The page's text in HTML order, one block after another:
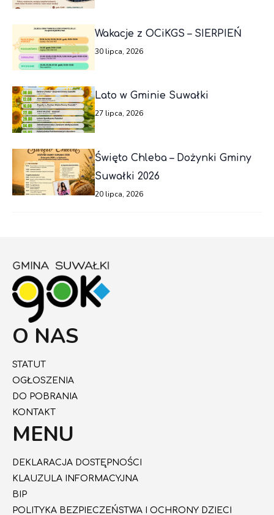
Wakacje z OCiKGS – SIERPIEŃ
30 lipca, 2026
Lato w Gminie Suwałki
27 lipca, 2026
Święto Chleba – Dożynki Gminy
Suwałki 2026
20 lipca, 2026
O NAS
STATUT
OGŁOSZENIA
DO POBRANIA
KONTAKT
MENU
DEKLARACJA DOSTĘPNOŚCI
KLAUZULA INFORMACYJNA
BIP
POLITYKA BEZPIECZEŃSTWA I OCHRONY DZIECI